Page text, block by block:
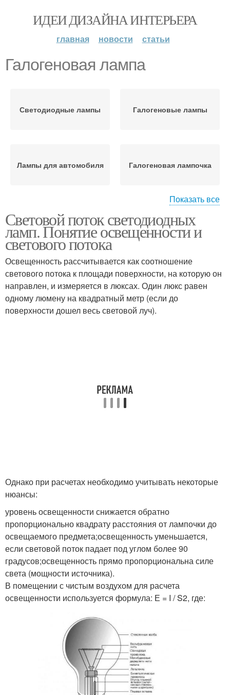
ИДЕИ ДИЗАЙНА ИНТЕРЬЕРА
главная новости статьи
Галогеновая лампа
Светодиодные лампы Галогеновые лампы
Лампы для автомобиля Галогеновая лампочка
Лампы для авто
лампы
Показать все
Световой поток светодиодных
ламп. Понятие освещенности и
светового потока
Освещенность рассчитывается как соотношение
светового потока к площади поверхности, на которую он
направлен, и измеряется в люксах. Один люкс равен
одному люмену на квадратный метр (если до
поверхности дошел весь световой луч).
Однако при расчетах необходимо учитывать некоторые
нюансы:
уровень освещенности снижается обратно
пропорционально квадрату расстояния от лампочки до
освещаемого предмета;освещенность уменьшается,
если световой поток падает под углом более 90
градусов;освещенность прямо пропорциональна силе
света (мощности источника).
В помещении с чистым воздухом для расчета
освещенности используется формула: Е = I / S2, где: